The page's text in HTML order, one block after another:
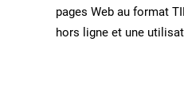
pages Web au format
hors ligne et une